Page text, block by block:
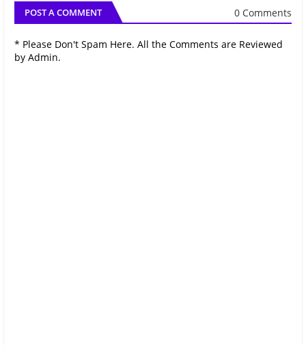
POST A COMMENT 0 Comments
* Please Don't Spam Here. All the Comments are Reviewed
by Admin.